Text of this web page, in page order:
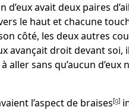
d’eux avait deux paires
le haut et chacune
côté, les deux autres
avançait droit devant soi,
aller sans qu’aucun d’eux
l’aspect de braises[g]